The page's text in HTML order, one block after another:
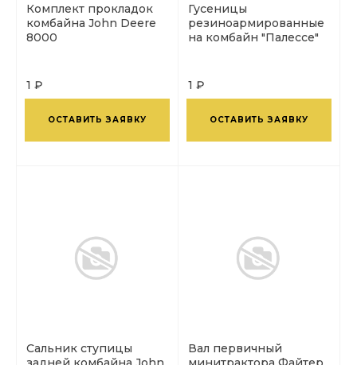
Комплект прокладок
комбайна John Deere
8000
1 ₽
ОСТАВИТЬ ЗАЯВКУ
Гусеницы
резиноармированные
на комбайн "Палессе"
1 ₽
ОСТАВИТЬ ЗАЯВКУ
Сальник ступицы
Вал первичный